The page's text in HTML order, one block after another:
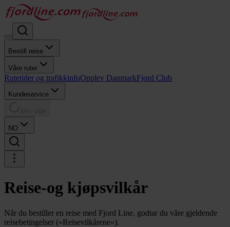
Bestill reise
Våre ruter
Rutetider og trafikkinfoOpplev DanmarkFjord Club
Kundeservice
NO
Reise-og kjøpsvilkår
Når du bestiller en reise med Fjord Line, godtar du våre gjeldende
reisebetingelser («Reisevilkårene»).